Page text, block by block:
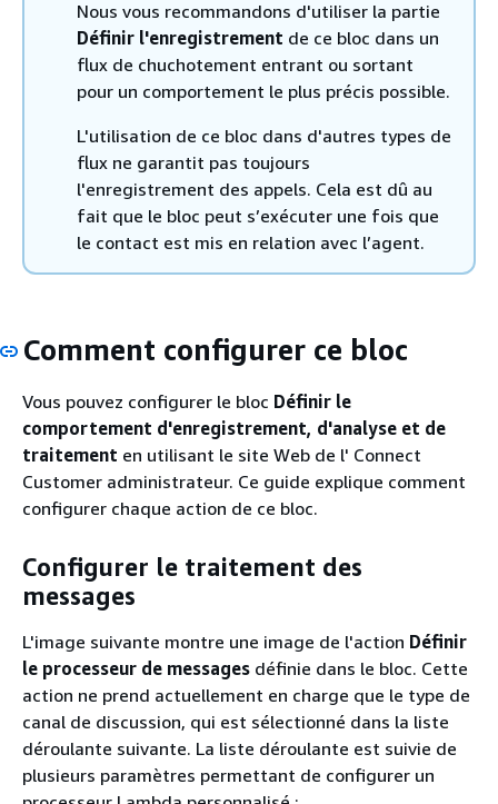
Nous vous recommandons d'utiliser la partie
Définir l'enregistrement de ce bloc dans un
flux de chuchotement entrant ou sortant
pour un comportement le plus précis possible.
L'utilisation de ce bloc dans d'autres types de
flux ne garantit pas toujours
l'enregistrement des appels. Cela est dû au
fait que le bloc peut s’exécuter une fois que
le contact est mis en relation avec l’agent.
Comment configurer ce bloc
Vous pouvez configurer le bloc Définir le
comportement d'enregistrement, d'analyse et de
traitement en utilisant le site Web de l' Connect
Customer administrateur. Ce guide explique comment
configurer chaque action de ce bloc.
Configurer le traitement des
messages
L'image suivante montre une image de l'action Définir
le processeur de messages définie dans le bloc. Cette
action ne prend actuellement en charge que le type de
canal de discussion, qui est sélectionné dans la liste
déroulante suivante. La liste déroulante est suivie de
plusieurs paramètres permettant de configurer un